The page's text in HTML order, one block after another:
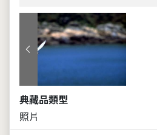
上一張
典藏品類型
照片